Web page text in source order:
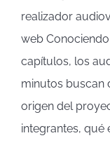
realizador
web
capítulos, los
minutos buscan
origen del
integrantes, qué